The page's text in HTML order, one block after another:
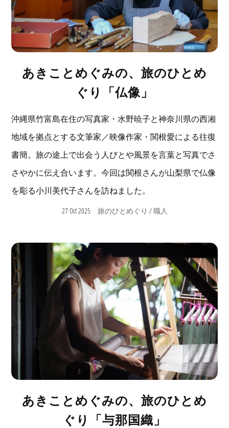
あきことめぐみの、旅のひとめ
ぐり「仏像」
沖縄県竹富島在住の写真家・水野暁子と神奈川県の西湘
地域を拠点とする文筆家／映像作家・関根愛による往復
書簡。旅の途上で出会う人びとや風景を言葉と写真でさ
さやかに伝え合います。今回は関根さんが山梨県で仏像
を彫る小川美代子さんを訪ねました。
27 Oct 2025 旅のひとめぐり /職人
あきことめぐみの、旅のひとめ
ぐり「与那国織」